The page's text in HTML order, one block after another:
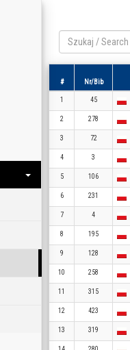
# Nr/Bib
1 45
2 278
3 72
4 3
5 106
6 231
7 4
8 195
9 128
10 258
11 315
12 423
13 319